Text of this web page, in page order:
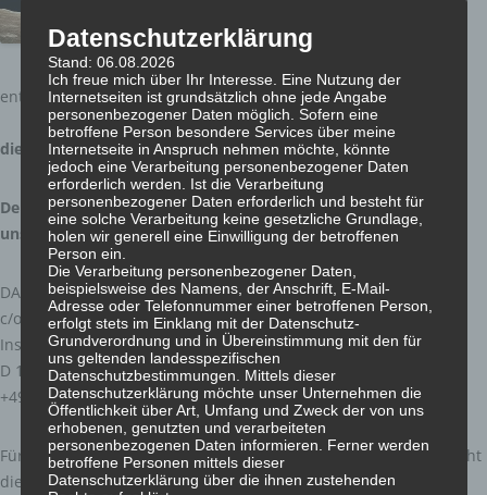
entdeckt wurde:
die Erde
Der Blaue Planet ist
unser aller Heimat
DAS BLAUE HAUS e.V.
c/o Kanzlei Dreissiger
Inselstraße 6
D 10179 Berlin
+49 30 2250540
Für das ganze Projekt UNO-Denkmal „Die Blaue Frau“ gab es nicht
die geringste Unterstützung.
Datenschutzerklärung
Stand: 06.08.2026
Ich freue mich über Ihr Interesse. Eine Nutzung der
Internetseiten ist grundsätzlich ohne jede Angabe
personenbezogener Daten möglich. Sofern eine
betroffene Person besondere Services über meine
Internetseite in Anspruch nehmen möchte, könnte
jedoch eine Verarbeitung personenbezogener Daten
erforderlich werden. Ist die Verarbeitung
personenbezogener Daten erforderlich und besteht für
eine solche Verarbeitung keine gesetzliche Grundlage,
holen wir generell eine Einwilligung der betroffenen
Person ein.
Die Verarbeitung personenbezogener Daten,
beispielsweise des Namens, der Anschrift, E-Mail-
Adresse oder Telefonnummer einer betroffenen Person,
erfolgt stets im Einklang mit der Datenschutz-
Grundverordnung und in Übereinstimmung mit den für
uns geltenden landesspezifischen
Datenschutzbestimmungen. Mittels dieser
Datenschutzerklärung möchte unser Unternehmen die
Öffentlichkeit über Art, Umfang und Zweck der von uns
erhobenen, genutzten und verarbeiteten
personenbezogenen Daten informieren. Ferner werden
betroffene Personen mittels dieser
Datenschutzerklärung über die ihnen zustehenden